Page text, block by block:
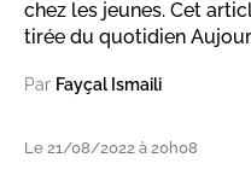
chez les jeunes. Cet
tirée du quotidien
Par Fayçal Ismaili
Le 21/08/2022 à 20h08